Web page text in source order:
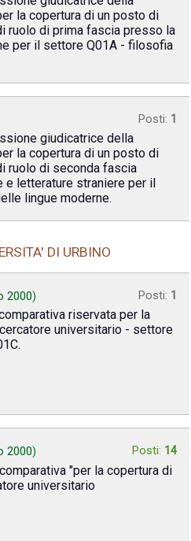
la copertura di un posto di
ruolo di prima fascia presso la
per il settore Q01A - filosofia
Posti: 1
giudicatrice della
la copertura di un posto di
ruolo di seconda fascia
e letterature straniere per il
lingue moderne.
DI URBINO
2000) Posti: 1
riservata per la
universitario - settore
2000) Posti: 14
"per la copertura di
universitario